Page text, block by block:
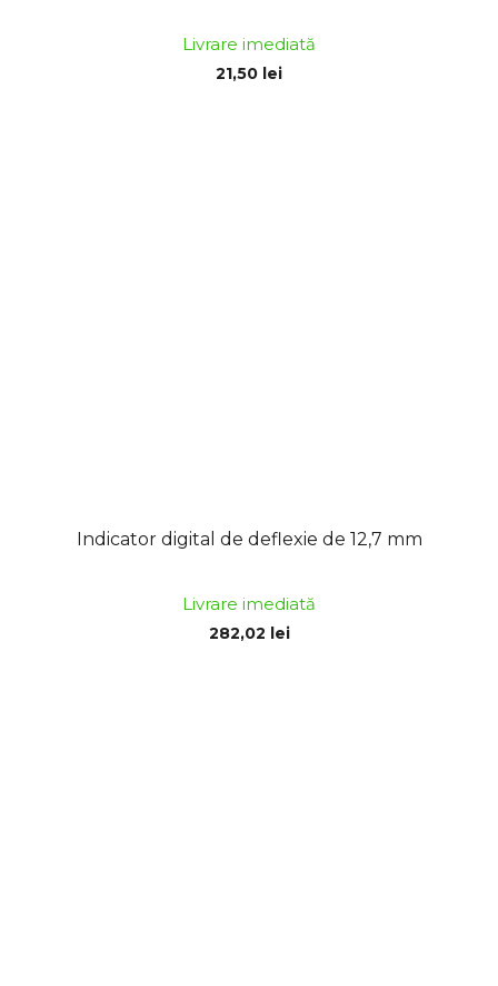
Livrare imediată
21,50 lei
Indicator digital de deflexie de 12,7 mm
Livrare imediată
282,02 lei